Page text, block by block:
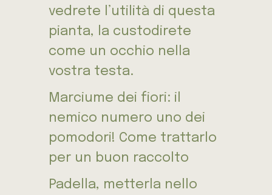
vedrete l’utilità di questa
pianta, la custodirete
come un occhio nella
vostra testa.
Marciume dei fiori: il
nemico numero uno dei
pomodori! Come trattarlo
per un buon raccolto
Padella, metterla nello